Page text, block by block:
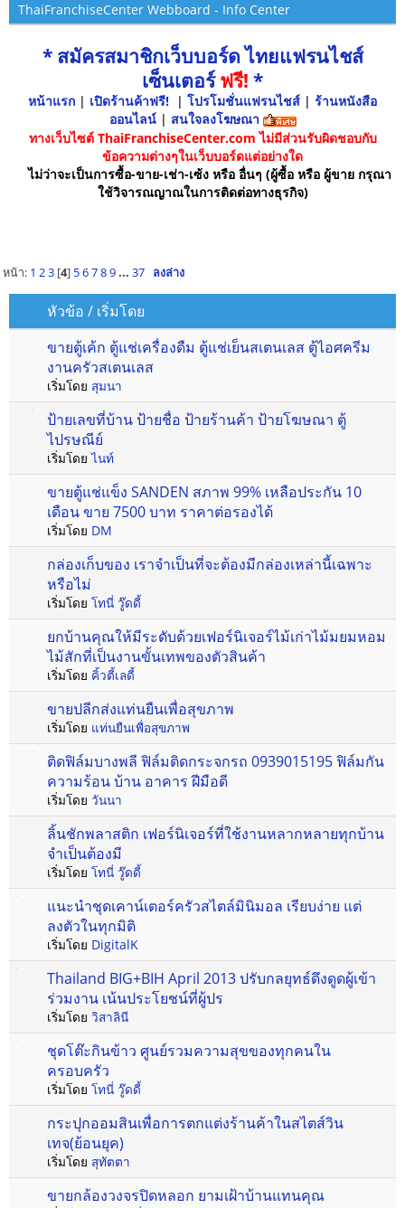
ThaiFranchiseCenter Webboard - Info Center
* สมัครสมาชิกเว็บบอร์ด ไทยแฟรนไชส์
เซ็นเตอร์ฟรี! *
หน้าแรก | เปิดร้านค้าฟรี! | โปรโมชั่นแฟรนไชส์ | ร้านหนังสือ
ออนไลน์ | สนใจลงโฆษณา
ทางเว็บไซต์ ThaiFranchiseCenter.com ไม่มีส่วนรับผิดชอบกับ
ข้อความต่างๆในเว็บบอร์ดแต่อย่างใด
ไม่ว่าจะเป็นการซื้อ-ขาย-เช่า-เซ้ง หรือ อื่นๆ (ผู้ซื้อ หรือ ผู้ขาย กรุณา
ใช้วิจารณญาณในการติดต่อทางธุรกิจ)
หน้า: 1 2 3[4] 5 6 7 8 9 ... 37 ลงล่าง
หัวข้อ / เริ่มโดย
ขายตู้เค้ก ตู้แช่เครื่องดืม ตู้แช่เย็นสเตนเลส ตู้ไอศครีม
งานครัวสเตนเลส
เริ่มโดย สุมนา
ป้ายเลขที่บ้าน ป้ายชื่อ ป้ายร้านค้า ป้ายโฆษณา ตู้
ไปรษณีย์
เริ่มโดยไนท์
ขายตู้แช่แข็ง SANDEN สภาพ 99% เหลือประกัน 10
เดือน ขาย 7500 บาท ราคาต่อรองได้
เริ่มโดย DM
กล่องเก็บของ เราจำเป็นที่จะต้องมีกล่องเหล่านี้เฉพาะ
หรือไม่
เริ่มโดย โทนี่ วู๊ดดี้
ยกบ้านคุณให้มีระดับด้วยเฟอร์นิเจอร์ไม้เก่าไม้มยมหอม
ไม้สักที่เป็นงานขั้นเทพของตัวสินค้า
เริ่มโดย คิ้วตี้เลดี้
ขายปลีกส่งแท่นยืนเพื่อสุขภาพ
เริ่มโดย แท่นยืนเพื่อสุขภาพ
ติดฟิล์มบางพลี ฟิล์มติดกระจกรถ 0939015195 ฟิล์มกัน
ความร้อน บ้าน อาคาร ฝีมือดี
เริ่มโดย วันนา
ลิ้นชักพลาสติก เฟอร์นิเจอร์ที่ใช้งานหลากหลายทุกบ้าน
จำเป็นต้องมี
เริ่มโดย โทนี่ วู๊ดดี้
แนะนำชุดเคาน์เตอร์ครัวสไตล์มินิมอล เรียบง่าย แต่
ลงตัวในทุกมิติ
เริ่มโดย DigitalK
Thailand BIG+BIH April 2013 ปรับกลยุทธ์ดึงดูดผู้เข้า
ร่วมงาน เน้นประโยชน์ที่ผู้ปร
เริ่มโดย วิสาลินี
ชุดโต๊ะกินข้าว ศูนย์รวมความสุขของทุกคนใน
ครอบครัว
เริ่มโดย โทนี่ วู๊ดดี้
กระปุกออมสินเพื่อการตกแต่งร้านค้าในสไตส์วิน
เทจ(ย้อนยุค)
เริ่มโดย สุทัตตา
ขายกล้องวงจรปิดหลอก ยามเฝ้าบ้านแทนคุณ